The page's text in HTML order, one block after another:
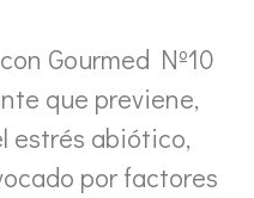
Gourmed Nº10
que previene,
estrés abiótico,
por factores